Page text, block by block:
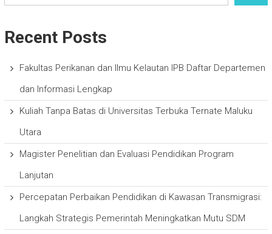
Recent Posts
Fakultas Perikanan dan Ilmu Kelautan IPB Daftar Departemen
dan Informasi Lengkap
Kuliah Tanpa Batas di Universitas Terbuka Ternate Maluku
Utara
Magister Penelitian dan Evaluasi Pendidikan Program
Lanjutan
Percepatan Perbaikan Pendidikan di Kawasan Transmigrasi:
Langkah Strategis Pemerintah Meningkatkan Mutu SDM